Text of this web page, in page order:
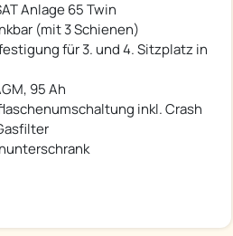
Anlage 65 Twin
(mit 3 Schienen)
für 3. und 4. Sitzplatz in
95 Ah
inkl. Crash